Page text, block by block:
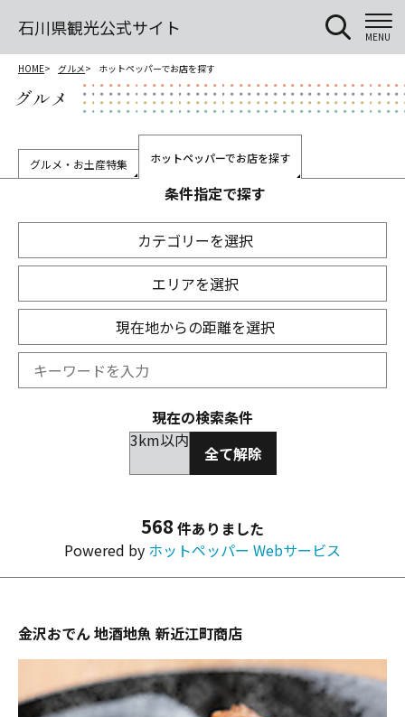
石川県観光公式サイト MENU
HOME グルメ ホットペッパーでお店を探す
グルメ
グルメ・お土産特集 ホットペッパーでお店を探す
条件指定で探す
カテゴリーを選択
エリアを選択
現在地からの距離を選択
現在の検索条件
3km以内
全て解除
568 件ありました
Powered by ホットペッパー Webサービス
金沢おでん 地酒地魚 新近江町商店